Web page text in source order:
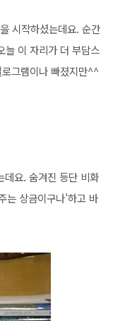
시작하셨는데요. 순간
늘 이 자리가 더 부담스
그램이나 빠졌지만^^
요. 숨겨진 등단 비화
는 상금이구나’하고 바